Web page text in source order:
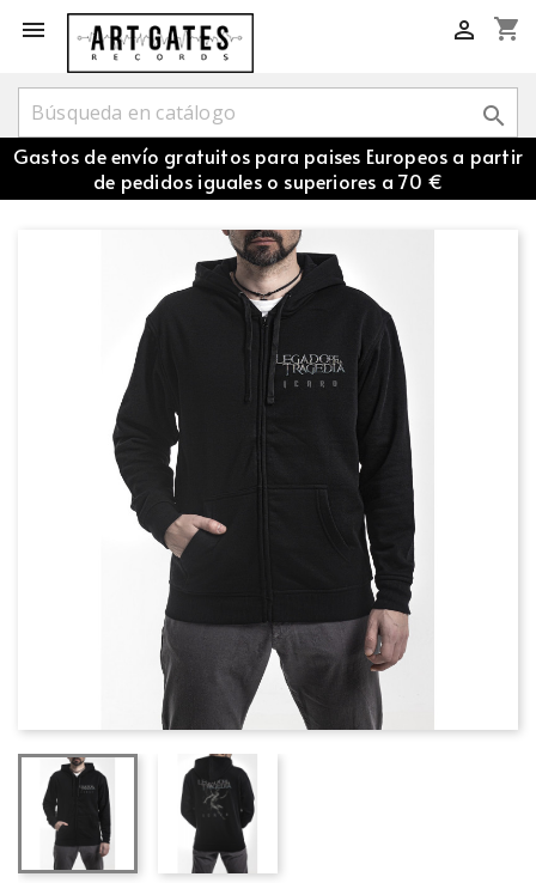
 shopping_cart


Gastos de envío gratuitos para paises Europeos a partir
de pedidos iguales o superiores a 70 €